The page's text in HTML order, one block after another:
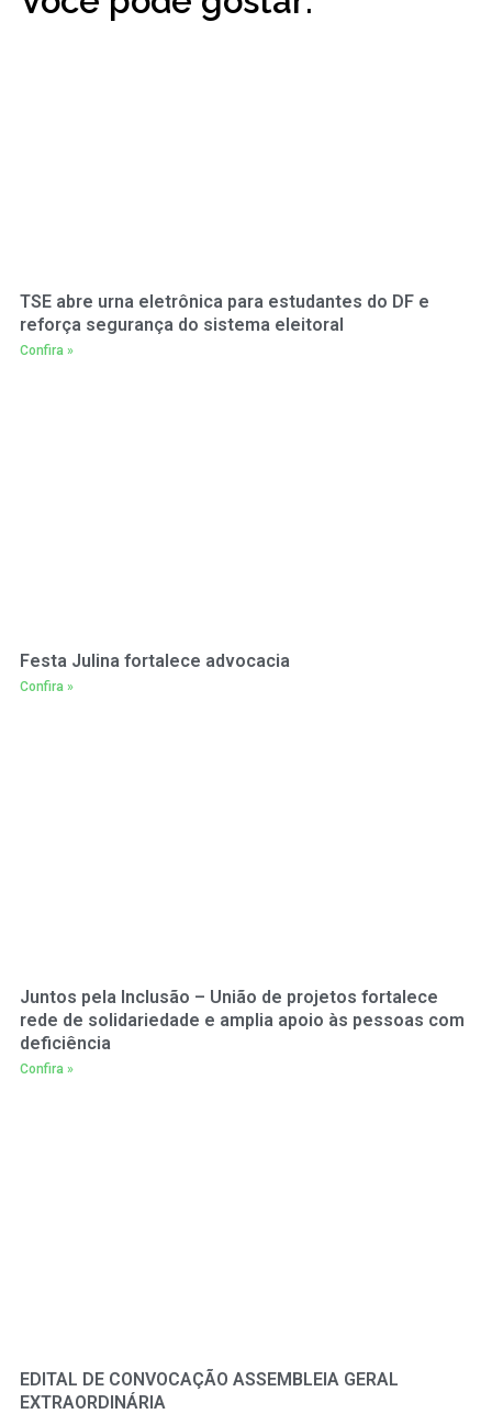
TSE abre urna eletrônica para estudantes do DF e
reforça segurança do sistema eleitoral
Confira »
Festa Julina fortalece advocacia
Confira »
Juntos pela Inclusão – União de projetos fortalece
rede de solidariedade e amplia apoio às pessoas com
deficiência
Confira »
EDITAL DE CONVOCAÇÃO ASSEMBLEIA GERAL
EXTRAORDINÁRIA